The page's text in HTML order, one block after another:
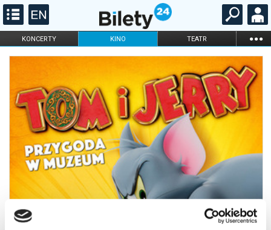
KONCERTY KINO TEATR ...
FILHARMONIA OPERA I BALET
KARNETY